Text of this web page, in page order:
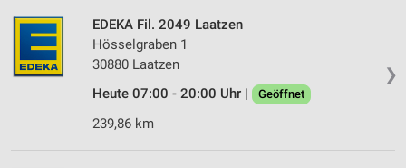
❯
EDEKA Fil. 2049 Laatzen
Hösselgraben 1
30880 Laatzen
Heute 07:00 - 20:00 Uhr |
Geöffnet
239,86 km